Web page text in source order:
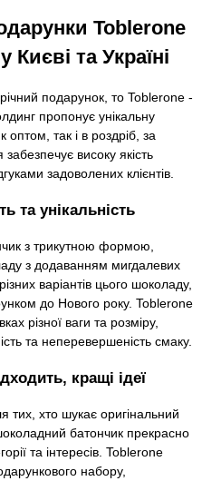
Toblerone
та Україні
подарунок, то Toblerone -
пропонує унікальну
так і в роздріб, за
високу якість
задоволених клієнтів.
та унікальність
з трикутною формою,
з додаванням мигдалевих
варіантів цього шоколаду,
до Нового року. Toblerone
різної ваги та розміру,
та неперевершеність смаку.
кращі ідеї
тих, хто шукає оригінальний
батончик прекрасно
та інтересів. Toblerone
набору,